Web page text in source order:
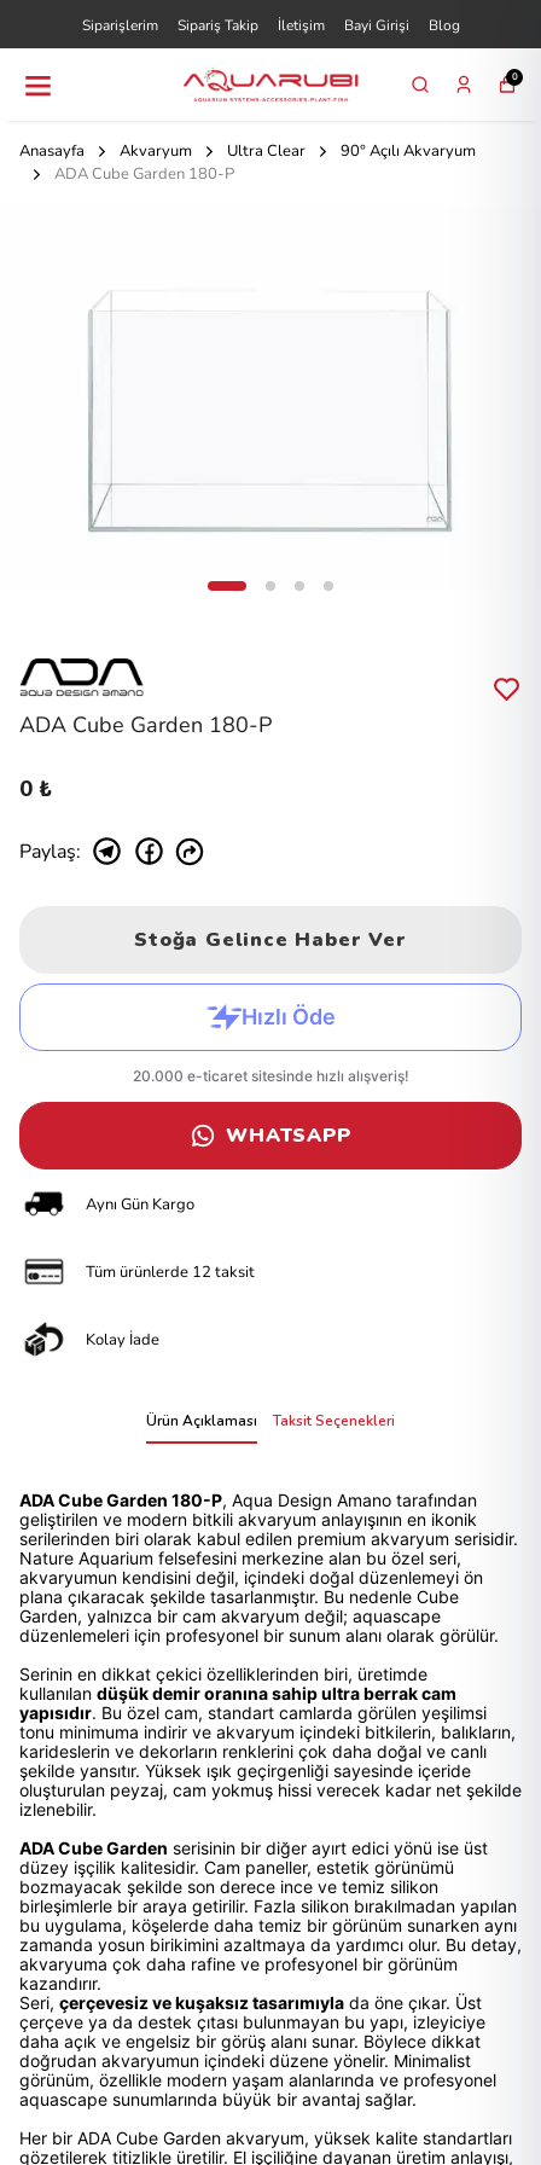
Siparişlerim Sipariş Takip İletişim Bayi Girişi Blog
0
Anasayfa Akvaryum Ultra Clear
90° Açılı Akvaryum
ADA Cube Garden 180-P
ADA Cube Garden 180-P
0 ₺
Paylaş:
Stoğa Gelince Haber Ver
WHATSAPP
Aynı Gün Kargo
Tüm ürünlerde 12 taksit
Kolay İade
Ürün Açıklaması Taksit Seçenekleri
ADA Cube Garden 180-P, Aqua Design Amano tarafından
geliştirilen ve modern bitkili akvaryum anlayışının en ikonik
serilerinden biri olarak kabul edilen premium akvaryum serisidir.
Nature Aquarium felsefesini merkezine alan bu özel seri,
akvaryumun kendisini değil, içindeki doğal düzenlemeyi ön
plana çıkaracak şekilde tasarlanmıştır. Bu nedenle Cube
Garden, yalnızca bir cam akvaryum değil; aquascape
düzenlemeleri için profesyonel bir sunum alanı olarak görülür.
Serinin en dikkat çekici özelliklerinden biri, üretimde
kullanılan düşük demir oranına sahip ultra berrak cam
yapısıdır. Bu özel cam, standart camlarda görülen yeşilimsi
tonu minimuma indirir ve akvaryum içindeki bitkilerin, balıkların,
karideslerin ve dekorların renklerini çok daha doğal ve canlı
şekilde yansıtır. Yüksek ışık geçirgenliği sayesinde içeride
oluşturulan peyzaj, cam yokmuş hissi verecek kadar net şekilde
izlenebilir.
ADA Cube Garden serisinin bir diğer ayırt edici yönü ise üst
düzey işçilik kalitesidir. Cam paneller, estetik görünümü
bozmayacak şekilde son derece ince ve temiz silikon
birleşimlerle bir araya getirilir. Fazla silikon bırakılmadan yapılan
bu uygulama, köşelerde daha temiz bir görünüm sunarken aynı
zamanda yosun birikimini azaltmaya da yardımcı olur. Bu detay,
akvaryuma çok daha rafine ve profesyonel bir görünüm
kazandırır.
Seri, çerçevesiz ve kuşaksız tasarımıyla da öne çıkar. Üst
çerçeve ya da destek çıtası bulunmayan bu yapı, izleyiciye
daha açık ve engelsiz bir görüş alanı sunar. Böylece dikkat
doğrudan akvaryumun içindeki düzene yönelir. Minimalist
görünüm, özellikle modern yaşam alanlarında ve profesyonel
aquascape sunumlarında büyük bir avantaj sağlar.
Her bir ADA Cube Garden akvaryum, yüksek kalite standartları
gözetilerek titizlikle üretilir. El işçiliğine dayanan üretim anlayışı,